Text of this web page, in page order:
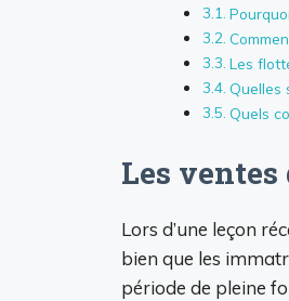
Les
Quelles
Quels
Les
Lors d’une leçon
bien que les
période de pleine